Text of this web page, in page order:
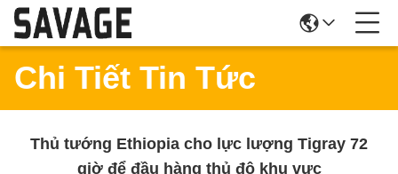
Chi Tiết Tin Tức
Thủ tướng Ethiopia cho lực lượng Tigray 72
giờ để đầu hàng thủ đô khu vực